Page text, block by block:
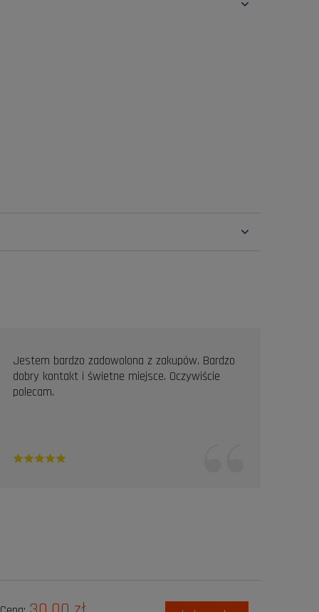
Jestem bardzo zadowolona z zakupów. Bardzo
dobry kontakt i świetne miejsce. Oczywiście
polecam.